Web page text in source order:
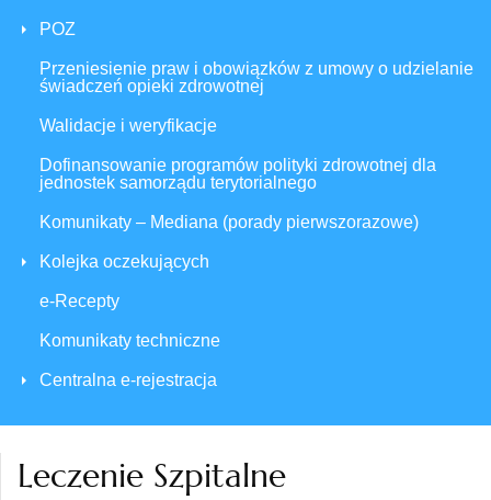
POZ
Przeniesienie praw i obowiązków z umowy o udzielanie
świadczeń opieki zdrowotnej
Walidacje i weryfikacje
Dofinansowanie programów polityki zdrowotnej dla
jednostek samorządu terytorialnego
Komunikaty – Mediana (porady pierwszorazowe)
Kolejka oczekujących
e-Recepty
Komunikaty techniczne
Centralna e-rejestracja
Leczenie Szpitalne